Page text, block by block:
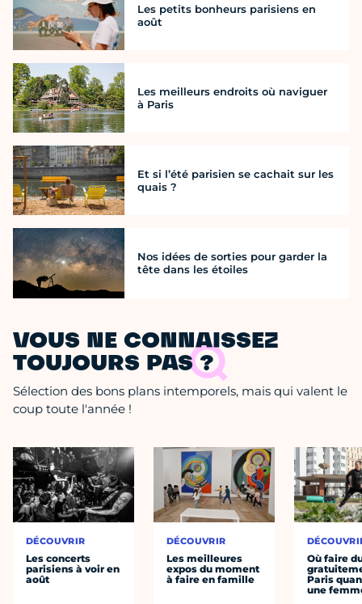
Les petits bonheurs parisiens en
août
Les meilleurs endroits où naviguer
à Paris
Et si l’été parisien se cachait sur les
quais ?
Nos idées de sorties pour garder la
tête dans les étoiles
VOUS NE CONNAISSEZ
TOUJOURS PAS ?
Sélection des bons plans intemporels, mais qui valent le
coup toute l'année !
DÉCOUVRIR
Les concerts
parisiens à voir en
août
DÉCOUVRIR
Les meilleures
expos du moment
à faire en famille
Où faire
Paris
une